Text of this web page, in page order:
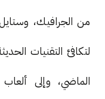
من الجرافيك،
لتكافئ التقنيات